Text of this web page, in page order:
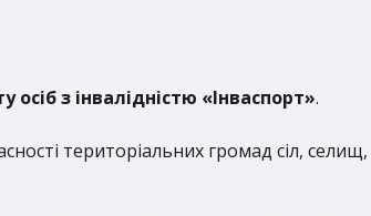
з інвалідністю «Інваспорт».
територіальних громад сіл, селищ,